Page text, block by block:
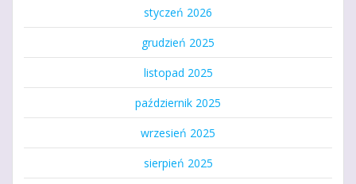
styczeń 2026
grudzień 2025
listopad 2025
październik 2025
wrzesień 2025
sierpień 2025